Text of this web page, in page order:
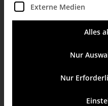
Externe Medien
Alles
Nur
Nur